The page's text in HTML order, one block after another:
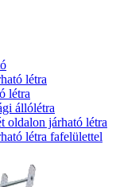
létra
létra
állólétra
oldalon járható létra
létra fafelülettel